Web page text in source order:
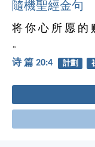
隨機聖經金句
将 你 心 所 愿 的
。
诗 篇 20:4 計劃